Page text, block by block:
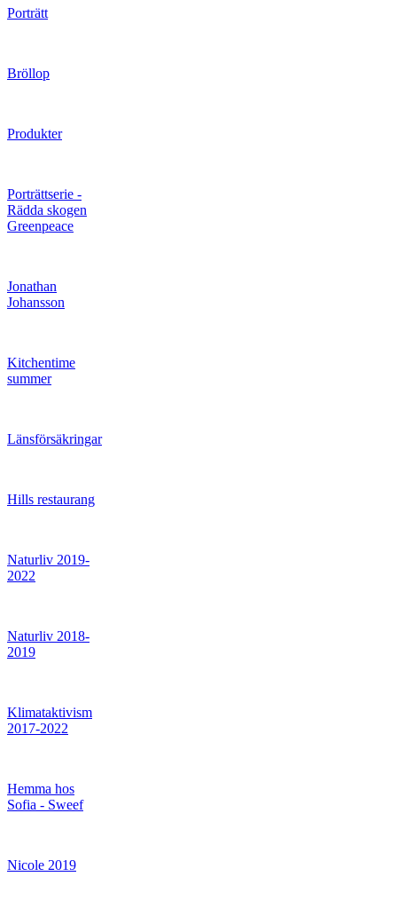
Porträtt
Bröllop
Produkter
Porträttserie -
Rädda skogen
Greenpeace
Jonathan
Johansson
Kitchentime
summer
Länsförsäkringar
Hills restaurang
Naturliv 2019-
2022
Naturliv 2018-
2019
Klimataktivism
2017-2022
Hemma hos
Sofia - Sweef
Nicole 2019